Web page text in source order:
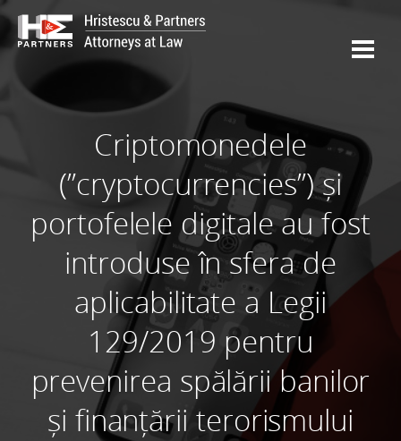
Criptomonedele
(”cryptocurrencies”) și
portofelele digitale au fost
introduse în sfera de
aplicabilitate a Legii
129/2019 pentru
prevenirea spălării banilor
și finanțării terorismului